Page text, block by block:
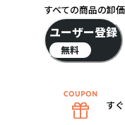
すべての商品の卸
ユーザー登録
無料
す